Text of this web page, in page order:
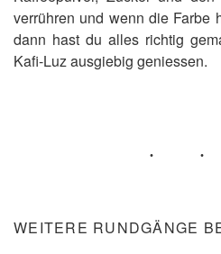
verrühren und wenn die Farbe
dann hast du alles richtig
Kafi-Luz ausgiebig geniessen.
WEITERE RUNDGÄNGE